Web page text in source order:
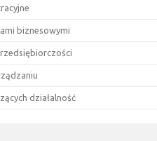
biznesowymi
działalność